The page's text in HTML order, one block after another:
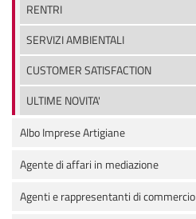
RENTRI
SERVIZI AMBIENTALI
CUSTOMER SATISFACTION
ULTIME NOVITA'
Albo Imprese Artigiane
Agente di affari in mediazione
Agenti e rappresentanti di commercio